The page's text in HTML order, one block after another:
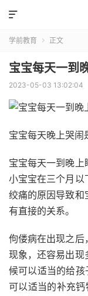

学前教育  正文
宝宝每天一到
2023-05-03 13:02:04
宝宝每天晚上哭闹
宝宝每天一到晚
小宝宝在三个月以
绞痛的原因导致和
有直接的关系。
佝偻病在出现之后
现象，还容易出现
候可以适当的给
可以适当的补充